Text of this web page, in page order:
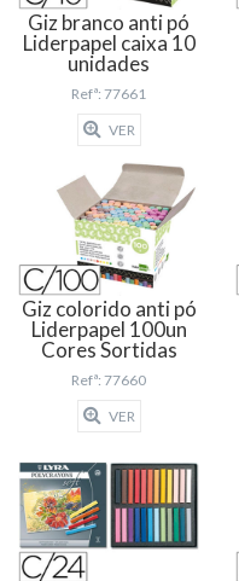
Giz branco anti pó
Liderpapel caixa 10
unidades
Refª: 77661
VER
Giz colorido anti pó
Liderpapel 100un
Cores Sortidas
Refª: 77660
VER